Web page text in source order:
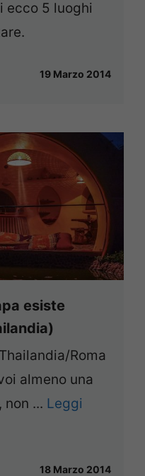
ecco 5 luoghi
19 Marzo 2014
esiste
Roma
almeno una
non ... Leggi
18 Marzo 2014